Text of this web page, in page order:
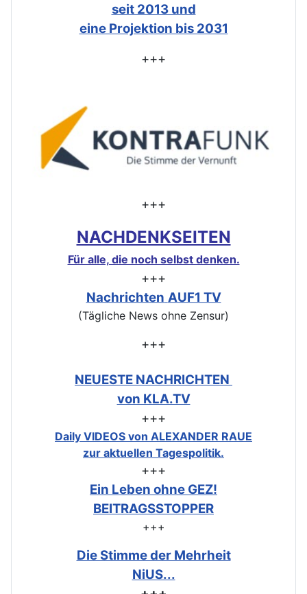
seit 2013 und
eine Projektion bis 2031
+++
+++
NACHDENKSEITEN
Für alle, die noch selbst denken.
+++
Nachrichten AUF1 TV
(Tägliche News ohne Zensur)
+++
NEUESTE NACHRICHTEN
von KLA.TV
+++
Daily VIDEOS von ALEXANDER RAUE
zur aktuellen Tagespolitik.
+++
Ein Leben ohne GEZ!
BEITRAGSSTOPPER
+++
Die Stimme der Mehrheit
NiUS...